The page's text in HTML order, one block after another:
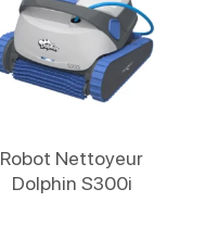
Robot Nettoyeur
Dolphin S300i